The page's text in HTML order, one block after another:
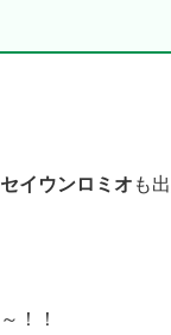
セイウンロミオ も
～！！